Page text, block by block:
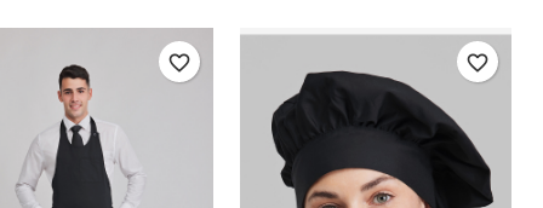
favorite_border favorite_border